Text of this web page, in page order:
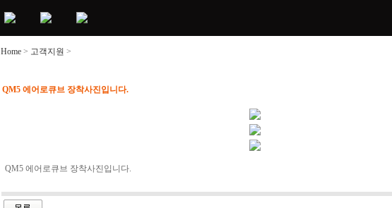
Home > 고객지원 >
QM5 에어로큐브 장착사진입니다.
QM5 에어로큐브 장착사진입니다.